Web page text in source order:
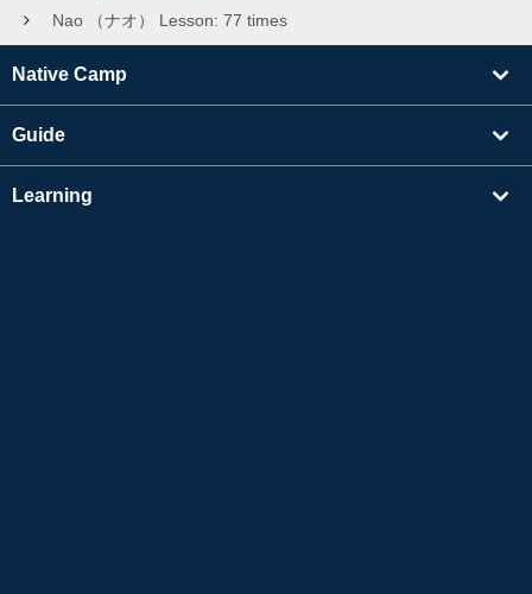
Nao （ナオ） Lesson: 77 times
Native Camp
Guide
Learning